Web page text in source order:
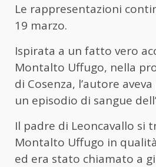
Le rappresentazioni
19 marzo.
Ispirata a un fatto vero
Montalto Uffugo, nella
di Cosenza, l’autore
un episodio di sangue
Il padre di Leoncavallo si
Montalto Uffugo in
ed era stato chiamato a